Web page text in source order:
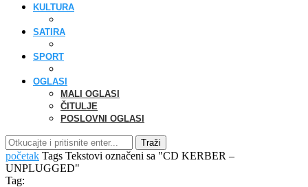
KULTURA
SATIRA
SPORT
OGLASI
MALI OGLASI
ČITULJE
POSLOVNI OGLASI
Traži
početak Tags Tekstovi označeni sa "CD KERBER –
UNPLUGGED"
Tag: